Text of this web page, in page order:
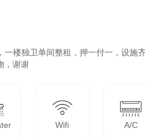
一楼独卫单间整租，押一付一，设
，谢谢
Wifi A/C